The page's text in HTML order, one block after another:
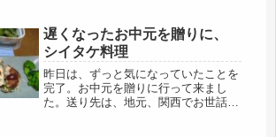
函する場合は、速達でないと飛脚...
遅くなったお中元を贈りに、
シイタケ料理
昨日は、ずっと気になっていたことを
完了。お中元を贈りに行って来まし
た。送り先は、地元、関西でお世話に